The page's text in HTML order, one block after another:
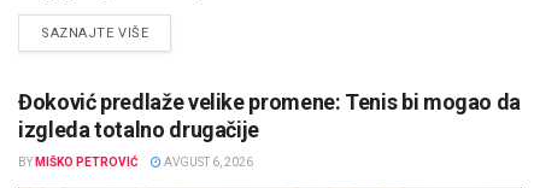
SAZNAJTE VIŠEDETAILS
Đoković predlaže velike promene: Tenis bi mogao da
izgleda totalno drugačije
BY MIŠKO PETROVIĆ AVGUST 6, 2026